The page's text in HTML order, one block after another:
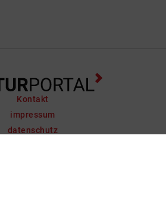
Kontakt
impressum
datenschutz